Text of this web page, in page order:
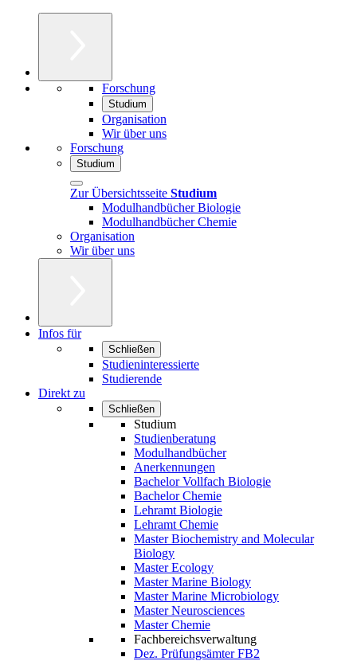
Forschung
Studium
Organisation
Wir über uns
Forschung
Studium
Zur Übersichtsseite Studium
Modulhandbücher Biologie
Modulhandbücher Chemie
Organisation
Wir über uns
Infos für
Schließen
Studieninteressierte
Studierende
Direkt zu
Schließen
Studium
Studienberatung
Modulhandbücher
Anerkennungen
Bachelor Vollfach Biologie
Bachelor Chemie
Lehramt Biologie
Lehramt Chemie
Master Biochemistry and Molecular
Biology
Master Ecology
Master Marine Biology
Master Marine Microbiology
Master Neurosciences
Master Chemie
Fachbereichsverwaltung
Dez. Prüfungsämter FB2